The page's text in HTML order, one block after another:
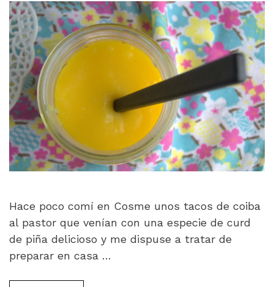
Hace poco comí en Cosme unos tacos de coiba
al pastor que venían con una especie de curd
de piña delicioso y me dispuse a tratar de
preparar en casa …